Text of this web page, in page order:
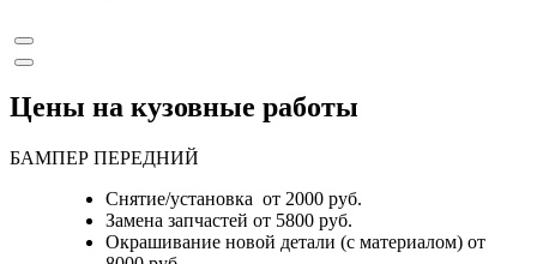
Цены на кузовные работы
БАМПЕР ПЕРЕДНИЙ
Снятие/установка от 2000 руб.
Замена запчастей от 5800 руб.
Окрашивание новой детали (с материалом) от